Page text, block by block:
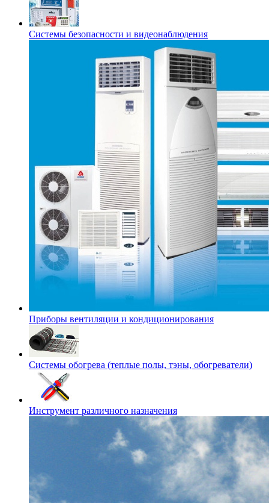
Системы безопасности и видеонаблюдения
Приборы вентиляции и кондиционирования
Системы обогрева (теплые полы, тэны, обогреватели)
Инструмент различного назначения